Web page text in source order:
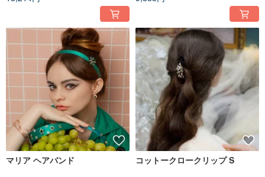
マリア ヘアバンド コットークロークリップ S